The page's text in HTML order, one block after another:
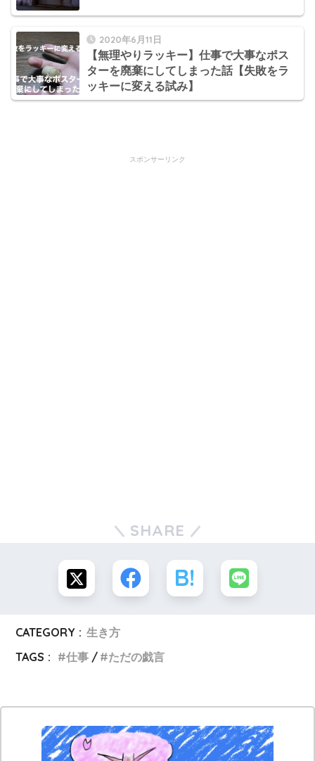
2020年6月11日
【無理やりラッキー】仕事で大事なポス
ターを廃棄にしてしまった話【失敗をラ
ッキーに変える試み】
スポンサーリンク
SHARE
CATEGORY : 生き方
TAGS :
仕事 ただの戯言